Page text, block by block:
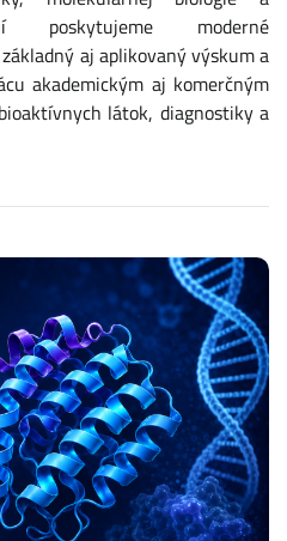
poskytujeme moderné
aj aplikovaný výskum a
akademickým aj komerčným
látok, diagnostiky a